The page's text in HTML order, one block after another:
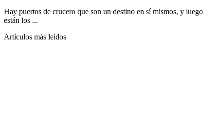
Hay puertos de crucero que son un destino en sí mismos, y luego
están los ...
Artículos más leídos